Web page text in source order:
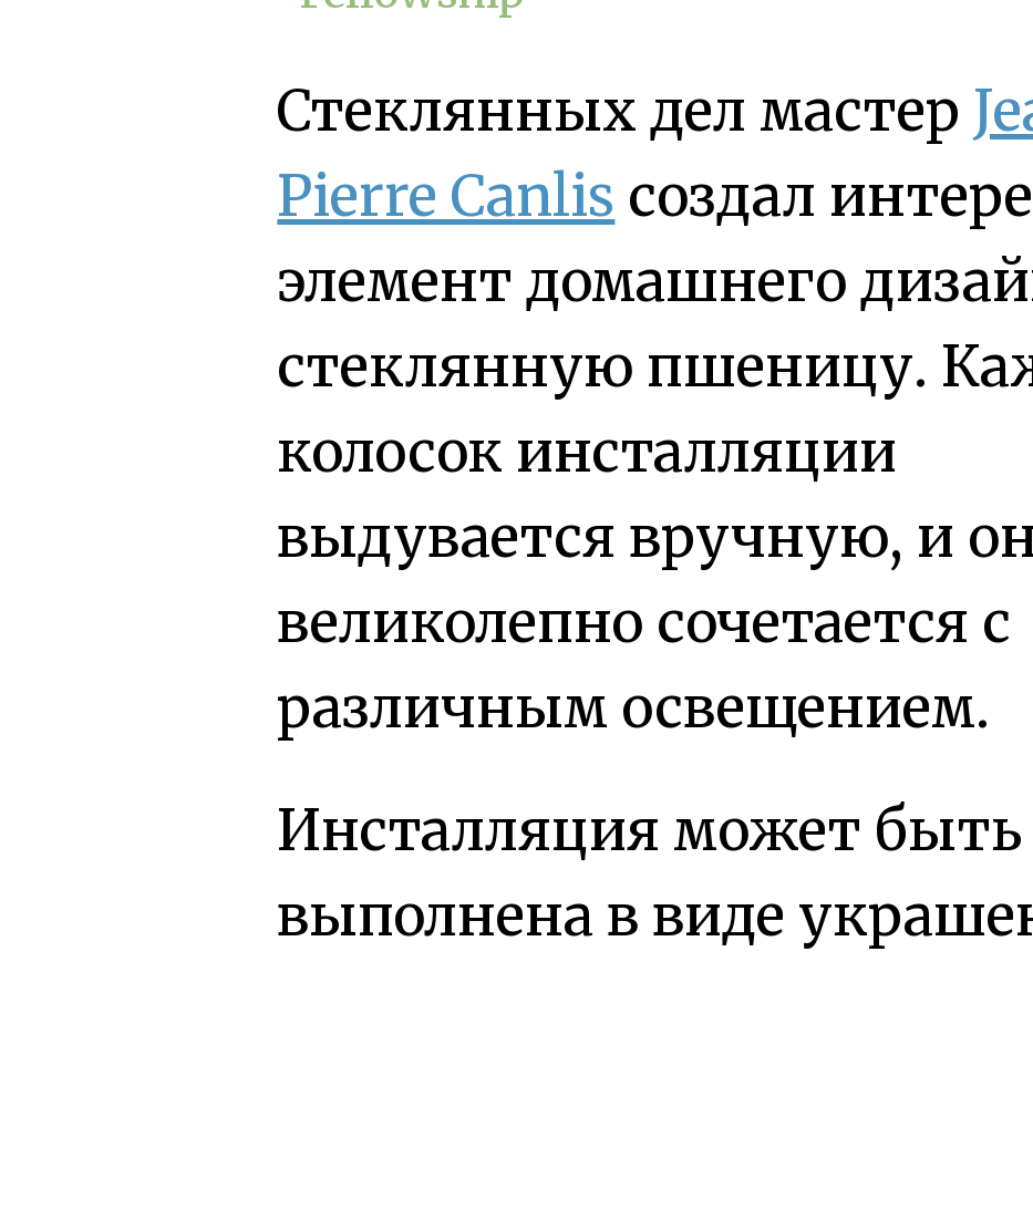
Стеклянных дел мастер
Pierre Canlis создал
элемент домашнего
стеклянную пшеницу.
колосок инсталляции
выдувается вручную, и
великолепно сочетается с
различным освещением.
Инсталляция может быть
выполнена в виде